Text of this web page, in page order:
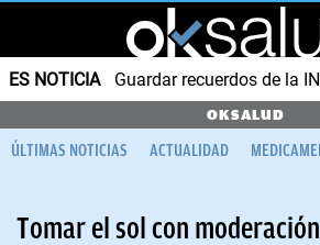
ES NOTICIA Guardar recuerdos de la
OKSALUD
ÚLTIMAS NOTICIAS ACTUALIDAD
Tomar el sol con